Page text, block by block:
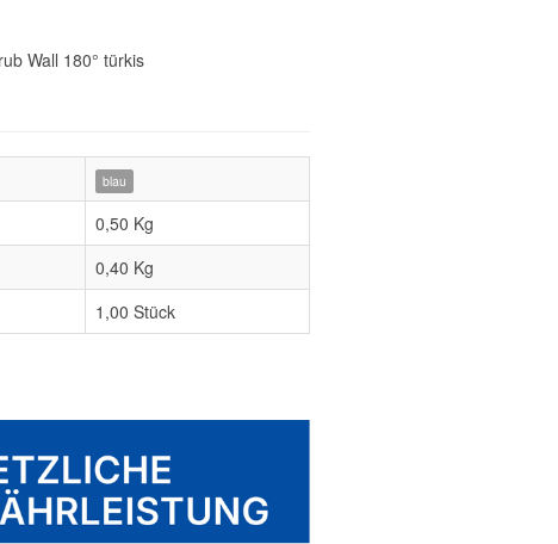
Wall 180° türkis
blau
0,50 Kg
0,40 Kg
1,00 Stück